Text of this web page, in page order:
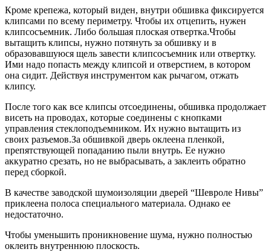
Кроме крепежа, который виден, внутри обшивка фиксируется
клипсами по всему периметру. Чтобы их отцепить, нужен
клипсосъемник. Либо большая плоская отвертка.Чтобы
вытащить клипсы, нужно потянуть за обшивку и в
образовавшуюся щель завести клипсосъемник или отвертку.
Ими надо попасть между клипсой и отверстием, в котором
она сидит. Действуя инструментом как рычагом, отжать
клипсу.
После того как все клипсы отсоединены, обшивка продолжает
висеть на проводах, которые соединены с кнопками
управления стеклоподъемником. Их нужно вытащить из
своих разъемов.За обшивкой дверь оклеена пленкой,
препятствующей попаданию пыли внутрь. Ее нужно
аккуратно срезать, но не выбрасывать, а заклеить обратно
перед сборкой.
В качестве заводской шумоизоляции дверей “Шевроле Нивы”
приклеена полоса специального материала. Однако ее
недостаточно.
Чтобы уменьшить проникновение шума, нужно полностью
оклеить внутреннюю плоскость.